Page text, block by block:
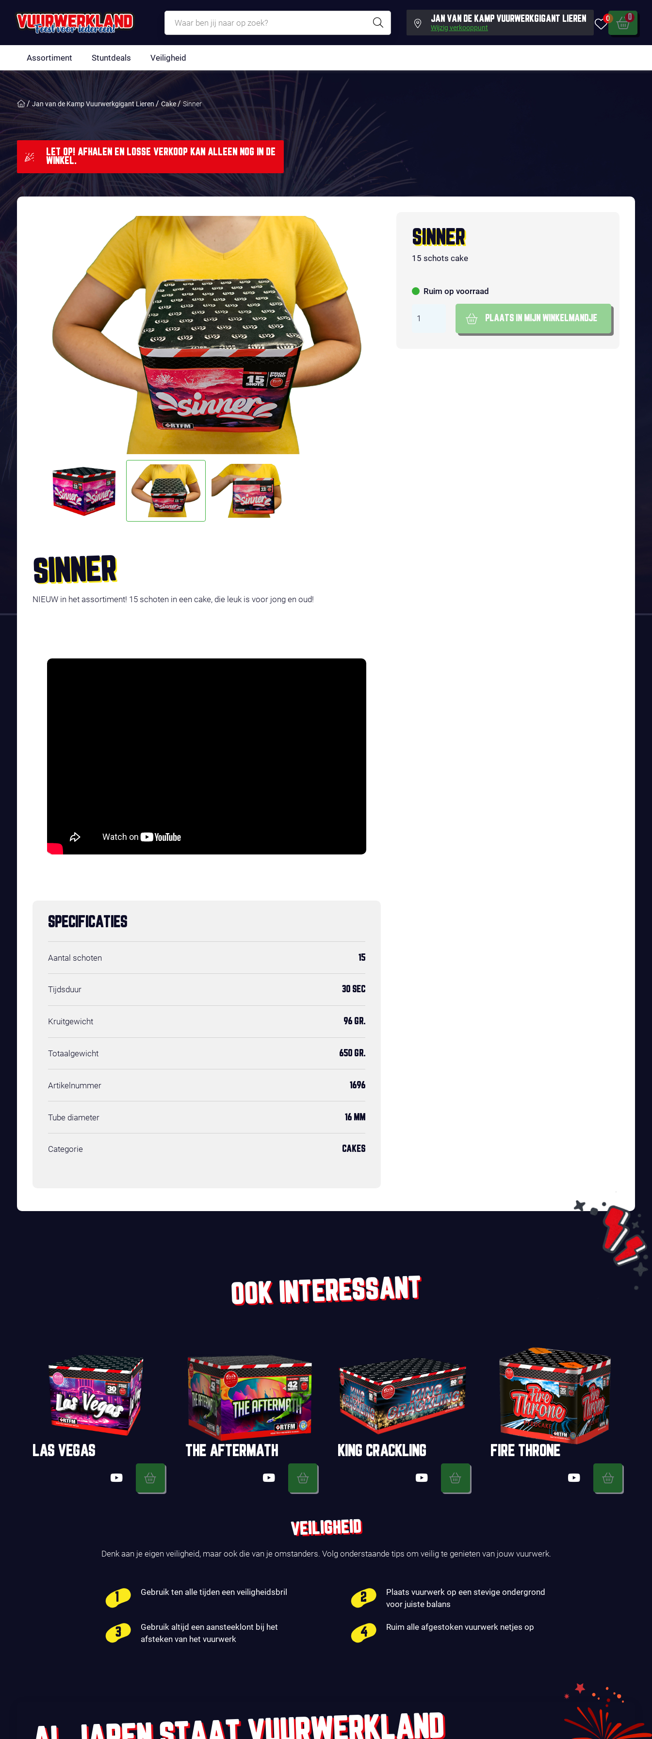
JAN VAN DE KAMP VUURWERKGIGANT LIEREN
Wijzig verkooppunt
0 0
Assortiment Stuntdeals Veiligheid
Jan van de Kamp Vuurwerkgigant Lieren Cake Sinner
LET OP! AFHALEN EN LOSSE VERKOOP KAN ALLEEN NOG IN DE
WINKEL.
SINNER
NIEUW in het assortiment! 15 schoten in een cake, die leuk is voor jong en oud!
SINNER
15 schots cake
Ruim op voorraad
PLAATS IN MIJN WINKELMANDJE
SPECIFICATIES
Aantal schoten 15
Tijdsduur 30 SEC
Kruitgewicht 96 GR.
Totaalgewicht 650 GR.
Artikelnummer 1696
Tube diameter 16 MM
Categorie CAKES
OOK INTERESSANT
LAS VEGAS THE AFTERMATH KING CRACKLING FIRE THRONE
VEILIGHEID
Denk aan je eigen veiligheid, maar ook die van je omstanders. Volg onderstaande tips om veilig te genieten van jouw vuurwerk.
Gebruik ten alle tijden een veiligheidsbril
Plaats vuurwerk op een stevige ondergrond
voor juiste balans
Gebruik altijd een aansteeklont bij het
afsteken van het vuurwerk
Ruim alle afgestoken vuurwerk netjes op